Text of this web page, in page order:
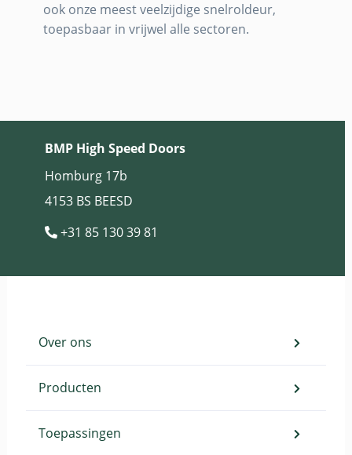
ook onze meest veelzijdige snelroldeur,
toepasbaar in vrijwel alle sectoren.
BMP High Speed Doors
Homburg 17b
4153 BS BEESD
+31 85 130 39 81
Over ons
Producten
Toepassingen